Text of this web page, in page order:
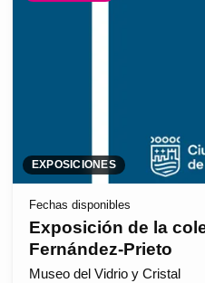
EXPOSICIONES
Fechas disponibles
Exposición de la
Fernández-Prieto
Museo del Vidrio y Cristal